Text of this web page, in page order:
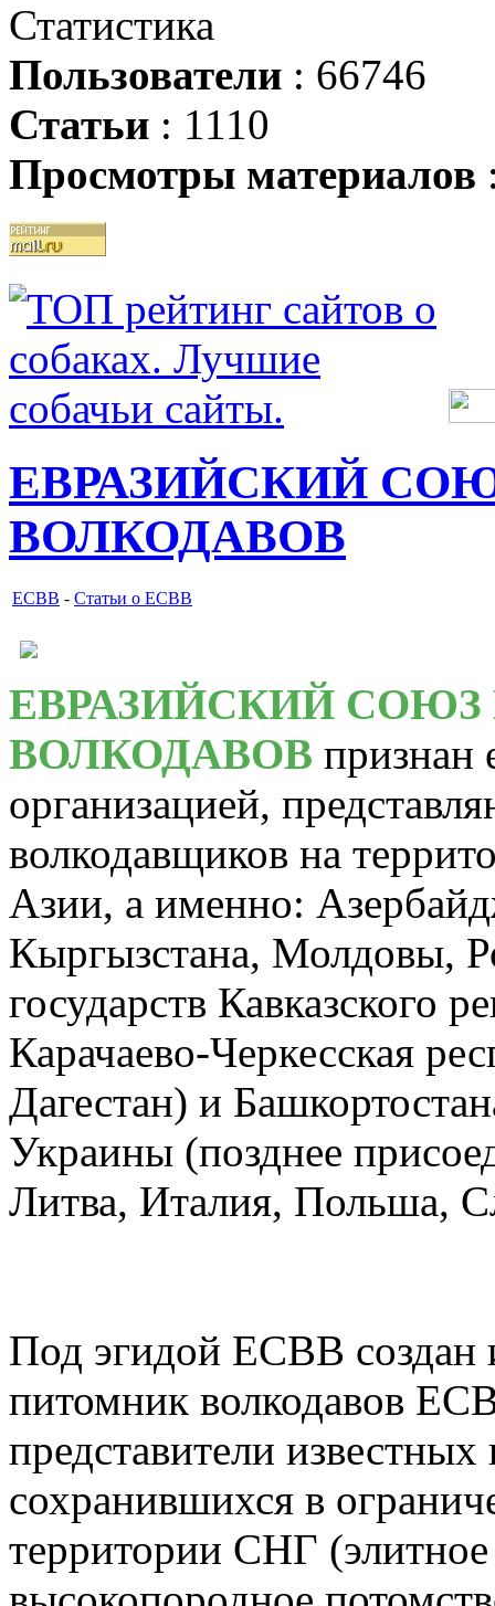
Статистика
Пользователи : 66746
Статьи : 1110
Просмотры материалов
ЕВРАЗИЙСКИЙ
ВОЛКОДАВОВ
ЕСВВ - Статьи о ЕСВВ
ЕВРАЗИЙСКИЙ СОЮЗ
ВОЛКОДАВОВ признан
организацией,
волкодавщиков на
Азии, а именно:
Кыргызстана, Молдовы,
государств Кавказского
Карачаево-Черкесская
Дагестан) и
Украины (позднее
Литва, Италия, Польша,
Под эгидой ЕСВВ создан
питомник волкодавов
представители
сохранившихся в
территории СНГ (элитное